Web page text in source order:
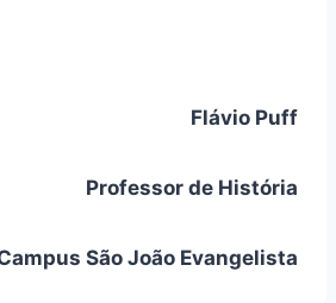
Flávio Puff
Professor de História
São João Evangelista